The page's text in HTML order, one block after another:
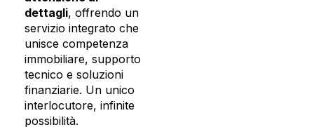
dettagli, offrendo un
servizio integrato che
unisce competenza
immobiliare, supporto
tecnico e soluzioni
finanziarie. Un unico
interlocutore, infinite
possibilità.